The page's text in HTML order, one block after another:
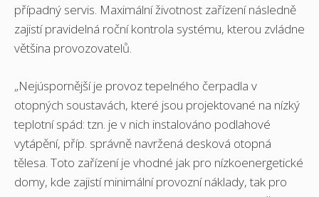
případný servis. Maximální životnost zařízení následně
zajistí pravidelná roční kontrola systému, kterou zvládne
většina provozovatelů.
„Nejúspornější je provoz tepelného čerpadla v
otopných soustavách, které jsou projektované na nízký
teplotní spád: tzn. je v nich instalováno podlahové
vytápění, příp. správně navržená desková otopná
tělesa. Toto zařízení je vhodné jak pro nízkoenergetické
domy, kde zajistí minimální provozní náklady, tak pro